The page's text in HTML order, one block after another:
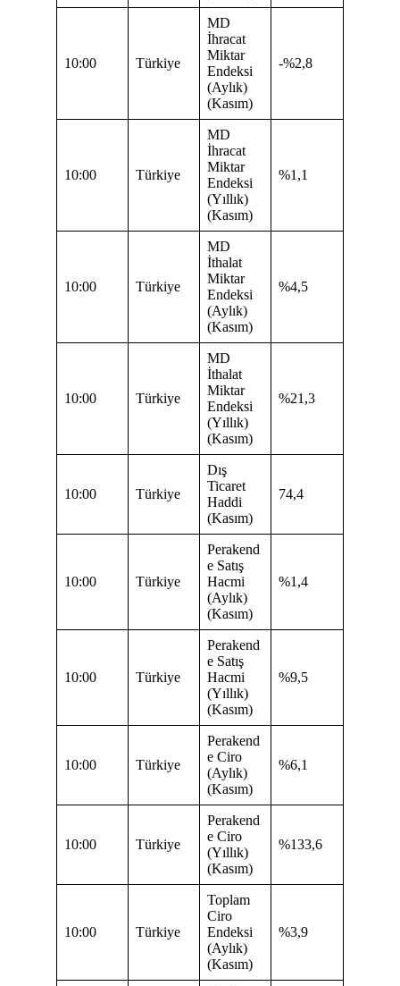
10:00 Türkiye
MD
İhracat
Miktar
Endeksi
(Aylık)
(Kasım)
-%2,8
10:00 Türkiye
MD
İhracat
Miktar
Endeksi
(Yıllık)
(Kasım)
%1,1
10:00 Türkiye
MD
İthalat
Miktar
Endeksi
(Aylık)
(Kasım)
%4,5
10:00 Türkiye
MD
İthalat
Miktar
Endeksi
(Yıllık)
(Kasım)
%21,3
10:00 Türkiye
Dış
Ticaret
Haddi
(Kasım)
74,4
10:00 Türkiye
Perakend
e Satış
Hacmi
(Aylık)
(Kasım)
%1,4
10:00 Türkiye
Perakend
e Satış
Hacmi
(Yıllık)
(Kasım)
%9,5
10:00 Türkiye
Perakend
e Ciro
(Aylık)
(Kasım)
%6,1
10:00 Türkiye
Perakend
e Ciro
(Yıllık)
(Kasım)
%133,6
10:00 Türkiye
Toplam
Ciro
Endeksi
(Aylık)
(Kasım)
%3,9